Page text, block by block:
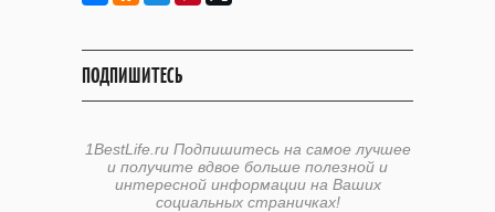
ПОДПИШИТЕСЬ
1BestLife.ru Подпишитесь на самое лучшее
и получите вдвое больше полезной и
интересной информации на Ваших
социальных страничках!